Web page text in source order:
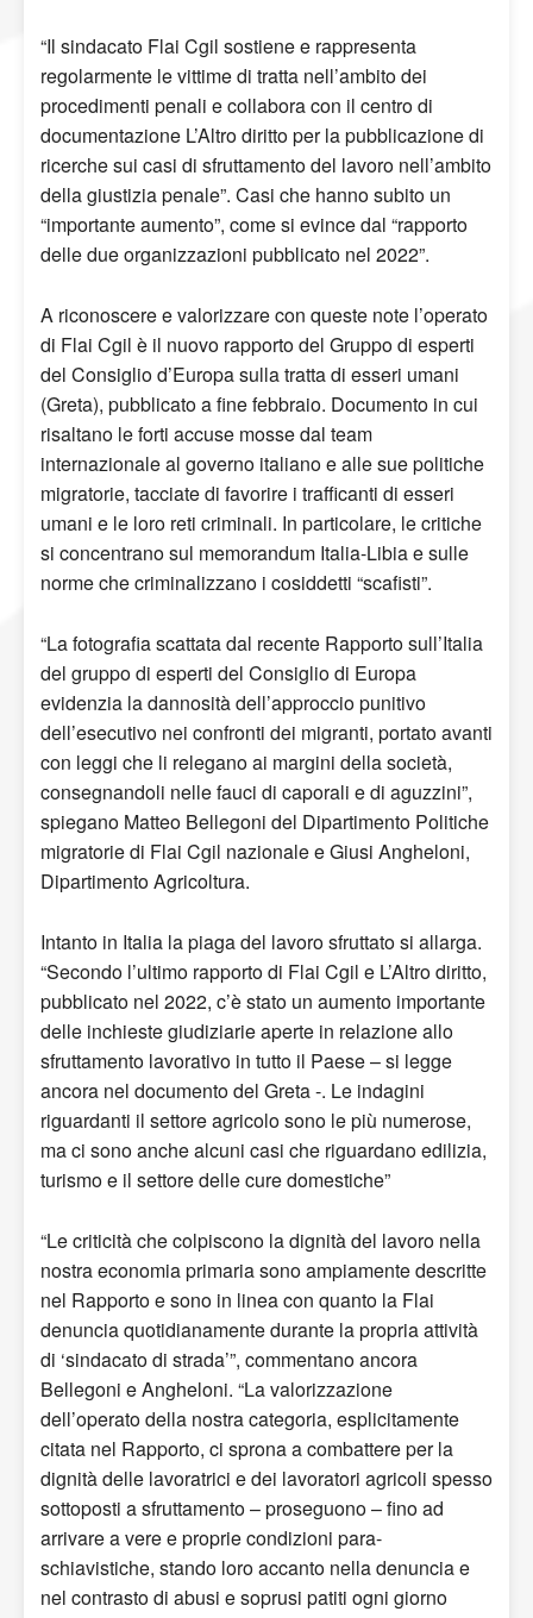
“Il sindacato Flai Cgil sostiene e rappresenta
regolarmente le vittime di tratta nell’ambito dei
procedimenti penali e collabora con il centro di
documentazione L’Altro diritto per la pubblicazione di
ricerche sui casi di sfruttamento del lavoro nell’ambito
della giustizia penale”. Casi che hanno subito un
“importante aumento”, come si evince dal “rapporto
delle due organizzazioni pubblicato nel 2022”.
A riconoscere e valorizzare con queste note l’operato
di Flai Cgil è il nuovo rapporto del Gruppo di esperti
del Consiglio d’Europa sulla tratta di esseri umani
(Greta), pubblicato a fine febbraio. Documento in cui
risaltano le forti accuse mosse dal team
internazionale al governo italiano e alle sue politiche
migratorie, tacciate di favorire i trafficanti di esseri
umani e le loro reti criminali. In particolare, le critiche
si concentrano sul memorandum Italia-Libia e sulle
norme che criminalizzano i cosiddetti “scafisti”.
“La fotografia scattata dal recente Rapporto sull’Italia
del gruppo di esperti del Consiglio di Europa
evidenzia la dannosità dell’approccio punitivo
dell’esecutivo nei confronti dei migranti, portato avanti
con leggi che li relegano ai margini della società,
consegnandoli nelle fauci di caporali e di aguzzini”,
spiegano Matteo Bellegoni del Dipartimento Politiche
migratorie di Flai Cgil nazionale e Giusi Angheloni,
Dipartimento Agricoltura.
Intanto in Italia la piaga del lavoro sfruttato si allarga.
“Secondo l’ultimo rapporto di Flai Cgil e L’Altro diritto,
pubblicato nel 2022, c’è stato un aumento importante
delle inchieste giudiziarie aperte in relazione allo
sfruttamento lavorativo in tutto il Paese – si legge
ancora nel documento del Greta -. Le indagini
riguardanti il ​​settore agricolo sono le più numerose,
ma ci sono anche alcuni casi che riguardano edilizia,
turismo e il settore delle cure domestiche”
“Le criticità che colpiscono la dignità del lavoro nella
nostra economia primaria sono ampiamente descritte
nel Rapporto e sono in linea con quanto la Flai
denuncia quotidianamente durante la propria attività
di ‘sindacato di strada’”, commentano ancora
Bellegoni e Angheloni. “La valorizzazione
dell’operato della nostra categoria, esplicitamente
citata nel Rapporto, ci sprona a combattere per la
dignità delle lavoratrici e dei lavoratori agricoli spesso
sottoposti a sfruttamento – proseguono – fino ad
arrivare a vere e proprie condizioni para-
schiavistiche, stando loro accanto nella denuncia e
nel contrasto di abusi e soprusi patiti ogni giorno